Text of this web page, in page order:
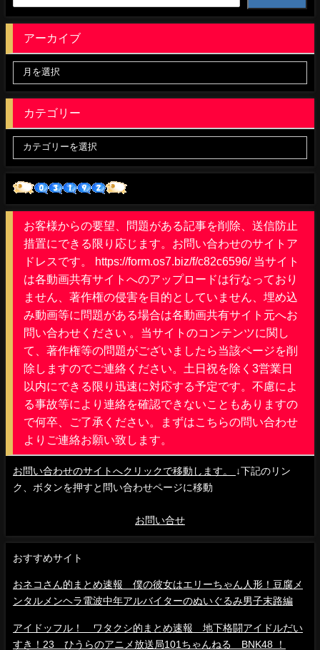
アーカイブ
カテゴリー
お客様からの要望、問題がある記事を削除、送信防止
措置にできる限り応じます。お問い合わせのサイトア
ドレスです。 https://form.os7.biz/f/c82c6596/ 当サイト
は各動画共有サイトへのアップロードは行なっており
ません、著作権の侵害を目的としていません、埋め込
み動画等に問題がある場合は各動画共有サイト元へお
問い合わせください 。当サイトのコンテンツに関し
て、著作権等の問題がございましたら当該ページを削
除しますのでご連絡ください。土日祝を除く3営業日
以内にできる限り迅速に対応する予定です。不慮によ
る事故等により連絡を確認できないこともありますの
で何卒、ご了承ください。まずはこちらの問い合わせ
よりご連絡お願い致します。
お問い合わせのサイトへクリックで移動します。
↓下記のリン
ク、ボタンを押すと問い合わせページに移動
お問い合せ
おすすめサイト
おネコさん的まとめ速報 僕の彼女はエリーちゃん人形！豆腐メ
ンタルメンヘラ電波中年アルバイターのぬいぐるみ男子末路編
アイドッフル！ ワタクシ的まとめ速報 地下格闘アイドルだい
すき！23 ひうらのアニメ放送局101ちゃんねる BNK48 ！